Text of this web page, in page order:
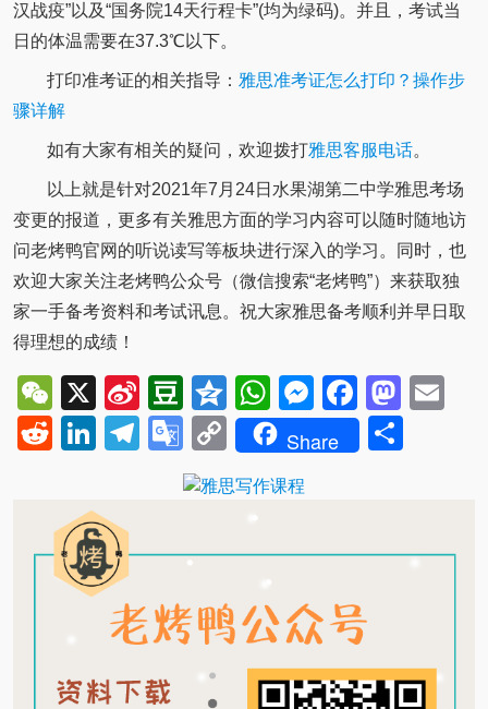
汉战疫”以及“国务院14天行程卡”(均为绿码)。并且，考试当
日的体温需要在37.3℃以下。
打印准考证的相关指导： 雅思准考证怎么打印？操作步
骤详解
如有大家有相关的疑问，欢迎拨打雅思客服电话。
以上就是针对2021年7月24日水果湖第二中学雅思考场
变更的报道，更多有关雅思方面的学习内容可以随时随地访
问老烤鸭官网的听说读写等板块进行深入的学习。同时，也
欢迎大家关注老烤鸭公众号（微信搜索“老烤鸭”）来获取独
家一手备考资料和考试讯息。祝大家雅思备考顺利并早日取
得理想的成绩！
WeChat
X
Sina
Weibo
Douban
QzoneWhatsApp
Messenger
RedditLinkedIn
Telegram
Google
Translate
Copy
Link
Share